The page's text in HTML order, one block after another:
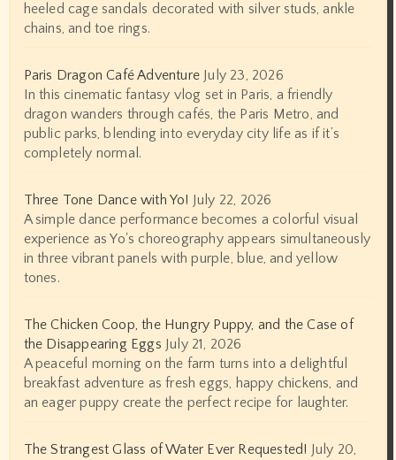
heeled cage sandals decorated with silver studs, ankle
chains, and toe rings.
Paris Dragon Café Adventure July 23, 2026
In this cinematic fantasy vlog set in Paris, a friendly
dragon wanders through cafés, the Paris Metro, and
public parks, blending into everyday city life as if it’s
completely normal.
Three Tone Dance with Yo!
July 22, 2026
A simple dance performance becomes a colorful visual
experience as Yo's choreography appears simultaneously
in three vibrant panels with purple, blue, and yellow
tones.
The Chicken Coop, the Hungry Puppy, and the Case of
the Disappearing Eggs July 21, 2026
A peaceful morning on the farm turns into a delightful
breakfast adventure as fresh eggs, happy chickens, and
an eager puppy create the perfect recipe for laughter.
The Strangest Glass of Water Ever Requested!
July 20,